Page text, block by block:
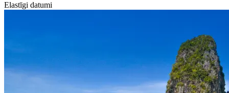
Elastīgi datumi